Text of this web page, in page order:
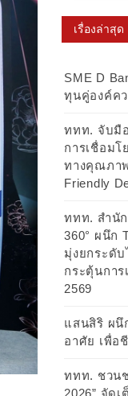
เรื่องล่าสุด
SME D
ทุนคู่องค์คว
ททท. จับมือ
การเชื่อม
ทางคุณภาพ
Friendly
ททท. สำนั
360° ผนึก
มุ่งยกระดับ
กระตุ้นการ
2569
แสนสิริ ผนึ
อาศัย เพื่อ
ททท. ชวนช
2026” จัด